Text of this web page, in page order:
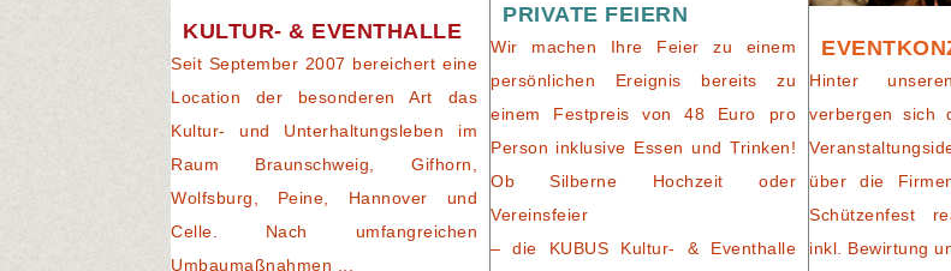
KULTUR- & EVENTHALLE
Seit September 2007 bereichert eine
Location der besonderen Art das
Kultur- und Unterhaltungsleben im
Raum Braunschweig, Gifhorn,
Wolfsburg, Peine, Hannover und
Celle. Nach umfangreichen
Umbaumaßnahmen ...
PRIVATE FEIERN
Wir machen Ihre Feier zu einem
persönlichen Ereignis bereits zu
einem Festpreis von 48 Euro pro
Person inklusive Essen und Trinken!
Ob Silberne Hochzeit oder
Vereinsfeier
– die KUBUS Kultur- & Eventhalle
Hinter
verbergen sich
über die
Schützenfest
inkl. Bewirtung